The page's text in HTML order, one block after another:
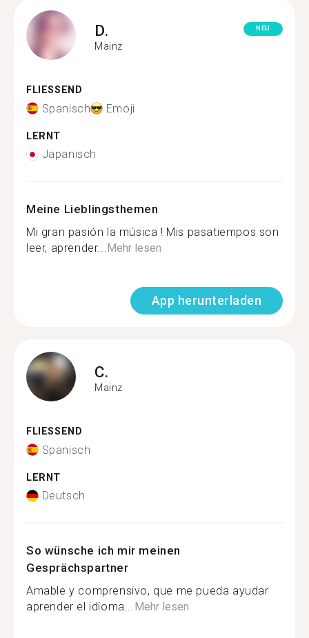
D.
Mainz
NEU
FLIESSEND
Spanisch Emoji
LERNT
Japanisch
Meine Lieblingsthemen
Mi gran pasión la música ! Mis pasatiempos son
leer, aprender...Mehr lesen
App herunterladen
C.
Mainz
FLIESSEND
Spanisch
LERNT
Deutsch
So wünsche ich mir meinen
Gesprächspartner
Amable y comprensivo, que me pueda ayudar
aprender el idioma...Mehr lesen